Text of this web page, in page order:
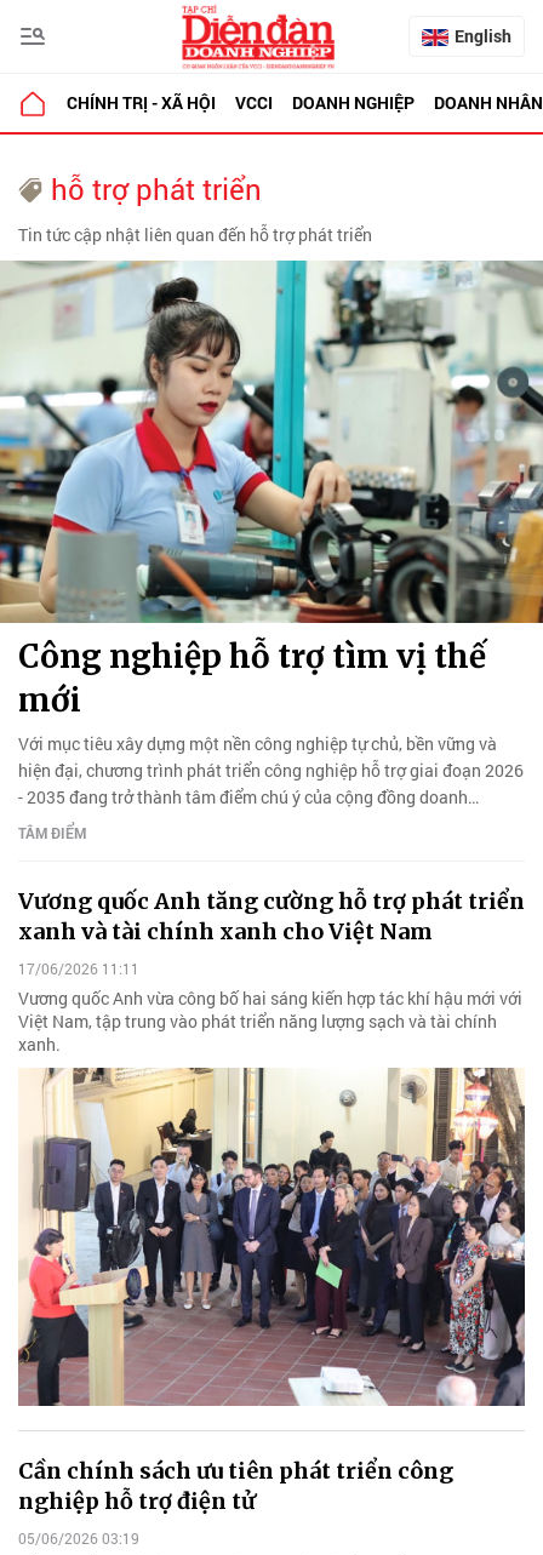
English
CHÍNH TRỊ - XÃ HỘI VCCI DOANH NGHIỆP DOANH NHÂN
hỗ trợ phát triển
Tin tức cập nhật liên quan đến hỗ trợ phát triển
Công nghiệp hỗ trợ tìm vị thế
mới
Với mục tiêu xây dựng một nền công nghiệp tự chủ, bền vững và
hiện đại, chương trình phát triển công nghiệp hỗ trợ giai đoạn 2026
- 2035 đang trở thành tâm điểm chú ý của cộng đồng doanh
nghiệp.
TÂM ĐIỂM
Vương quốc Anh tăng cường hỗ trợ phát triển
xanh và tài chính xanh cho Việt Nam
17/06/2026 11:11
Vương quốc Anh vừa công bố hai sáng kiến hợp tác khí hậu mới với
Việt Nam, tập trung vào phát triển năng lượng sạch và tài chính
xanh.
Cần chính sách ưu tiên phát triển công
nghiệp hỗ trợ điện tử
05/06/2026 03:19